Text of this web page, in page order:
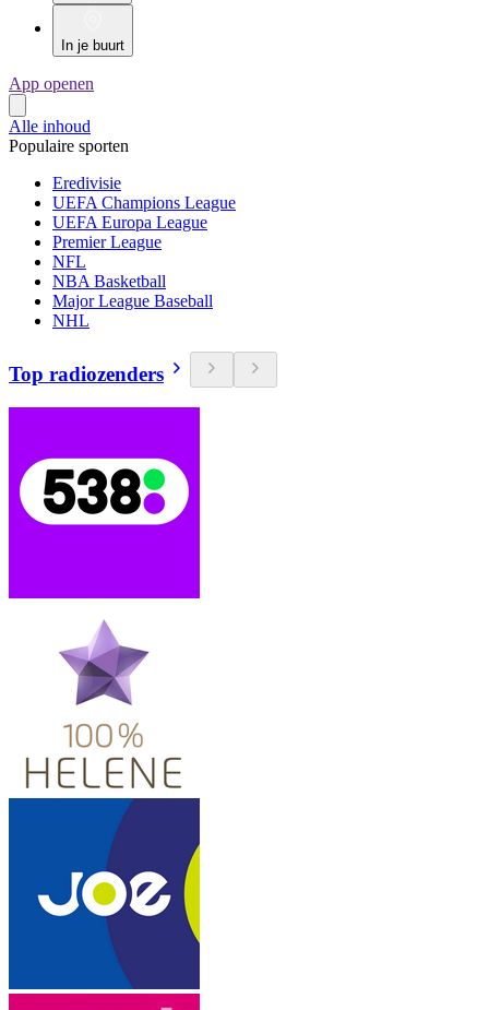
In je buurt
App openen
Alle inhoud
Populaire sporten
Eredivisie
UEFA Champions League
UEFA Europa League
Premier League
NFL
NBA Basketball
Major League Baseball
NHL
Top radiozenders